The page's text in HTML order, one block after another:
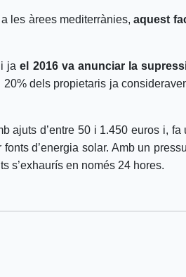
les àrees mediterrànies,aquest
i jael 2016 va anunciar la
dels propietaris ja
ajuts d’entre 50 i 1.450 euros i, fa
d’energia solar. Amb un
s’exhaurís en només 24 hores.